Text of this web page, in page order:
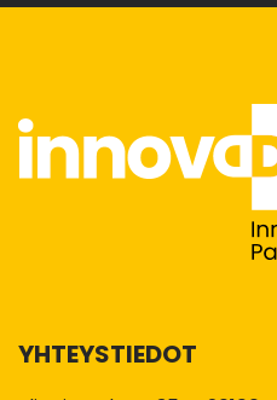
YHTEYSTIEDOT